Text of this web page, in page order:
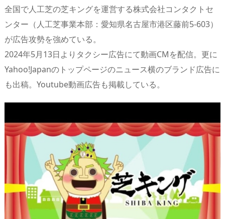
re
a
d
s
st
o
d
o
n
e
sk
y
m
bl
b
o
d
n
d
ro
p.
io
全国で人工芝の芝キングを運営する株式会社コンタクトセ
ンター（人工芝事業本部：愛知県名古屋市港区藤前5-603）
が広告攻勢を強めている。
2024年5月13日よりタクシー広告にて動画CMを配信。更に
Yahoo!Japanのトップページのニュース横のブランド広告に
も出稿。Youtube動画広告も掲載している。